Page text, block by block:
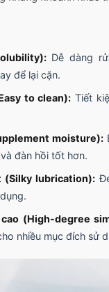
Dễ dàng
để lại cặn.
to clean): Tiết
moisture):
đàn hồi tốt hơn.
lubrication):
(High-degree
nhiều mục đích sử